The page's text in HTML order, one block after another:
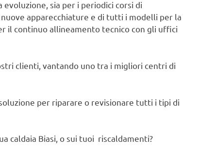
sia per i periodici corsi di
apparecchiature e di tutti i modelli per la
il continuo allineamento tecnico con gli uffici
clienti, vantando uno tra i migliori centri di
per riparare o revisionare tutti i tipi di
caldaia Biasi, o sui tuoi riscaldamenti?